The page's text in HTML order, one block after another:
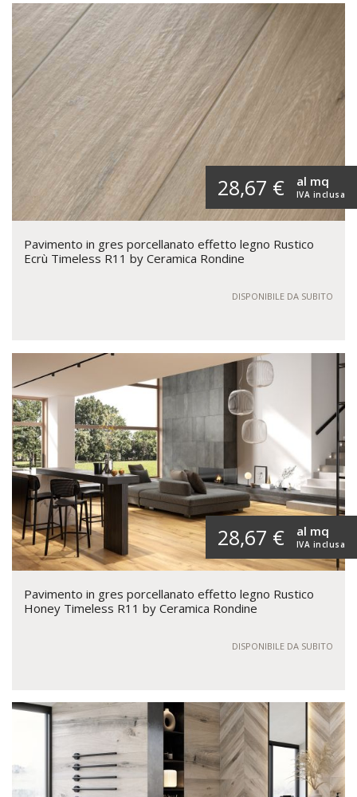
28,67 € IVA inclusa
al mq
Pavimento in gres porcellanato effetto legno Rustico
Ecrù Timeless R11 by Ceramica Rondine
DISPONIBILE DA SUBITO
28,67 € IVA inclusa
al mq
Pavimento in gres porcellanato effetto legno Rustico
Honey Timeless R11 by Ceramica Rondine
DISPONIBILE DA SUBITO